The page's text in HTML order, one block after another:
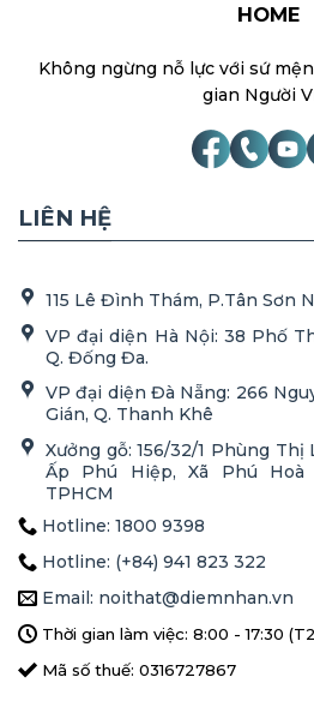
HOME
Không ngừng nỗ lực với sứ
gian Người
LIÊN HỆ
115 Lê Đình Thám, P.Tân Sơn
VP đại diện Hà Nội: 38 Phố
Q. Đống Đa.
VP đại diện Đà Nẵng: 266
Gián, Q. Thanh Khê
Xưởng gỗ: 156/32/1 Phùng Thị
Ấp Phú Hiệp, Xã Phú Hoà
TPHCM
Hotline: 1800 9398
Hotline: (+84) 941 823 322
Email: noithat@diemnhan.vn
Thời gian làm việc: 8:00 - 17:30
Mã số thuế: 0316727867